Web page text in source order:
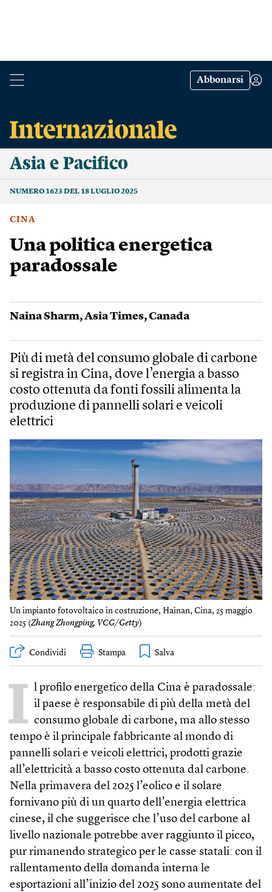
Abbonarsi
Asia e Pacifico
NUMERO 1623 DEL 18 LUGLIO 2025
CINA
Una politica energetica
paradossale
Naina Sharm,Asia Times,Canada
Più di metà del consumo globale di carbone
si registra in Cina, dove l’energia a basso
costo ottenuta da fonti fossili alimenta la
produzione di pannelli solari e veicoli
elettrici
Un impianto fotovoltaico in costruzione, Hainan, Cina, 25 maggio
2025 (Zhang Zhongping, VCG/Getty)
Condividi Stampa
I l profilo energetico della Cina è paradossale:
il paese è responsabile di più della metà del
consumo globale di carbone, ma allo stesso
tempo è il principale fabbricante al mondo di
pannelli solari e veicoli elettrici, prodotti grazie
all’elettricità a basso costo ottenuta dal carbone.
Nella primavera del 2025 l’eolico e il solare
fornivano più di un quarto dell’energia elettrica
cinese, il che suggerisce che l’uso del carbone al
livello nazionale potrebbe aver raggiunto il picco,
pur rimanendo strategico per le casse statali: con il
rallentamento della domanda interna le
esportazioni all’inizio del 2025 sono aumentate del